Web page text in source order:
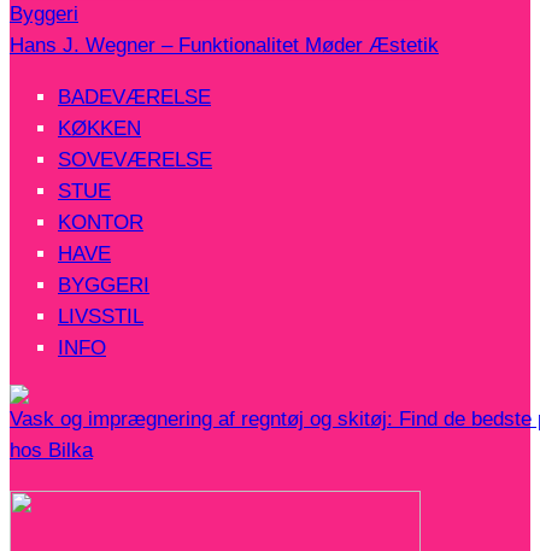
Byggeri
Hans J. Wegner – Funktionalitet Møder Æstetik
BADEVÆRELSE
KØKKEN
SOVEVÆRELSE
STUE
KONTOR
HAVE
BYGGERI
LIVSSTIL
INFO
Vask og imprægnering af regntøj og skitøj: Find de bedste
hos Bilka